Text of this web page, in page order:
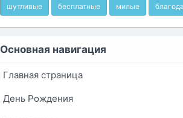
шутливые бесплатные милые
Основная навигация
Главная страница
День Рождения